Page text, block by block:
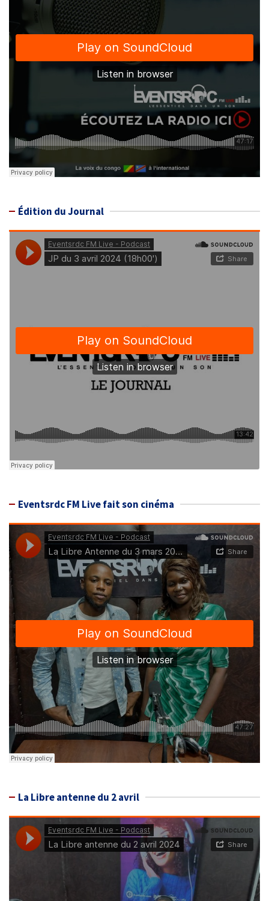
Édition du Journal
Eventsrdc FM Live fait son cinéma
La Libre antenne du 2 avril